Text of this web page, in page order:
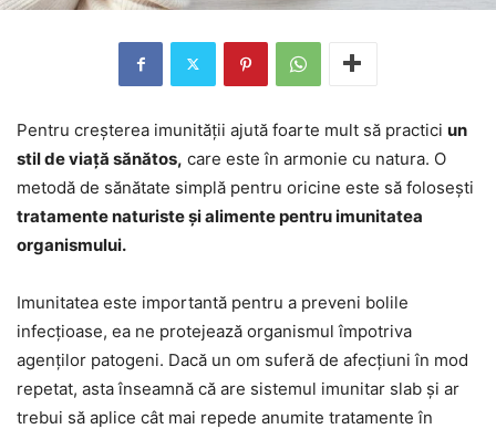
Pentru creșterea imunității ajută foarte mult să practici un
stil de viață sănătos, care este în armonie cu natura. O
metodă de sănătate simplă pentru oricine este să folosești
tratamente naturiste și alimente pentru imunitatea
organismului.
Imunitatea este importantă pentru a preveni bolile
infecțioase, ea ne protejează organismul împotriva
agenților patogeni. Dacă un om suferă de afecțiuni în mod
repetat, asta înseamnă că are sistemul imunitar slab și ar
trebui să aplice cât mai repede anumite tratamente în